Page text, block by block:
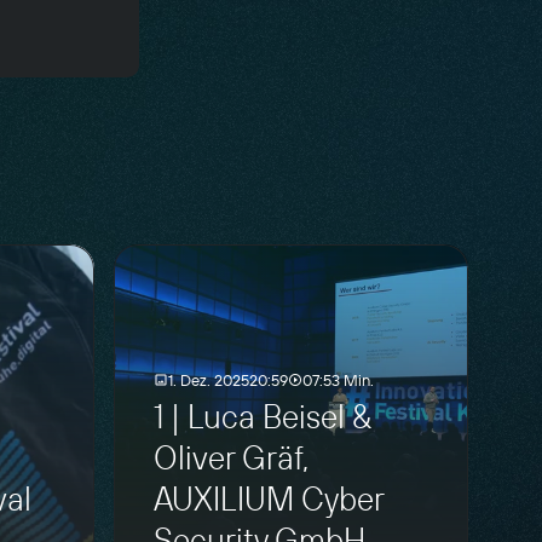
1. Dez. 202520:59 07:53 Min.
1 | Luca Beisel &
Oliver Gräf,
AUXILIUM Cyber